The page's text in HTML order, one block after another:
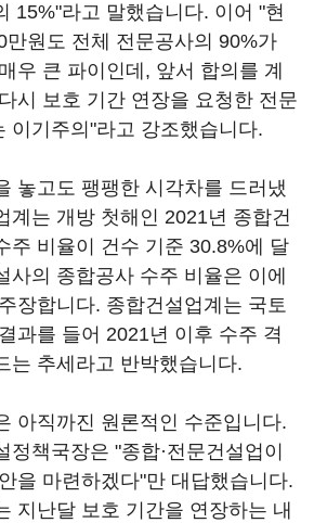
15%"라고 말했습니다. 이어 "현
만원도 전체 전문공사의 90%가
우 큰 파이인데, 앞서 합의를 계
시 보호 기간 연장을 요청한 전문
이기주의"라고 강조했습니다.
놓고도 팽팽한 시각차를 드러냈
계는 개방 첫해인 2021년 종합건
주 비율이 건수 기준 30.8%에 달
사의 종합공사 수주 비율은 이에
장합니다. 종합건설업계는 국토
과를 들어 2021년 이후 수주 격
는 추세라고 반박했습니다.
아직까진 원론적인 수준입니다.
정책국장은 "종합·전문건설업이
을 마련하겠다"만 대답했습니다.
지난달 보호 기간을 연장하는 내